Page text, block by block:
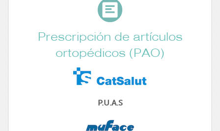
Prescripción de artículos
ortopédicos (PAO)
P.U.A.S